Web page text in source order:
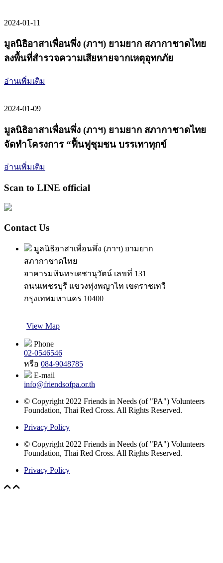
2024-01-11
มูลนิธิอาสาเพื่อนพึ่ง (ภาฯ) ยามยาก สภากาชาดไทย
ลงพื้นที่สำรวจความเสียหายจากเหตุอุทกภัย
อ่านเพิ่มเติม
2024-01-09
มูลนิธิอาสาเพื่อนพึ่ง (ภาฯ) ยามยาก สภากาชาดไทย
จัดทำโครงการ “ฟื้นฟูชุมชน บรรเทาทุกข์
อ่านเพิ่มเติม
Scan to LINE official
Contact Us
มูลนิธิอาสาเพื่อนพึ่ง (ภาฯ) ยามยาก
สภากาชาดไทย
อาคารมหินทรเดชานุวัตน์ เลขที่ 131
ถนนเพชรบุรี แขวงทุ่งพญาไท เขตราชเทวี
กรุงเทพมหานคร 10400
View Map
Phone
02-0546546
หรือ 084-9048785
E-mail
info@friendsofpa.or.th
© Copyright 2022 Friends in Needs (of "PA") Volunteers
Foundation, Thai Red Cross. All Rights Reserved.
Privacy Policy
© Copyright 2022 Friends in Needs (of "PA") Volunteers
Foundation, Thai Red Cross. All Rights Reserved.
Privacy Policy